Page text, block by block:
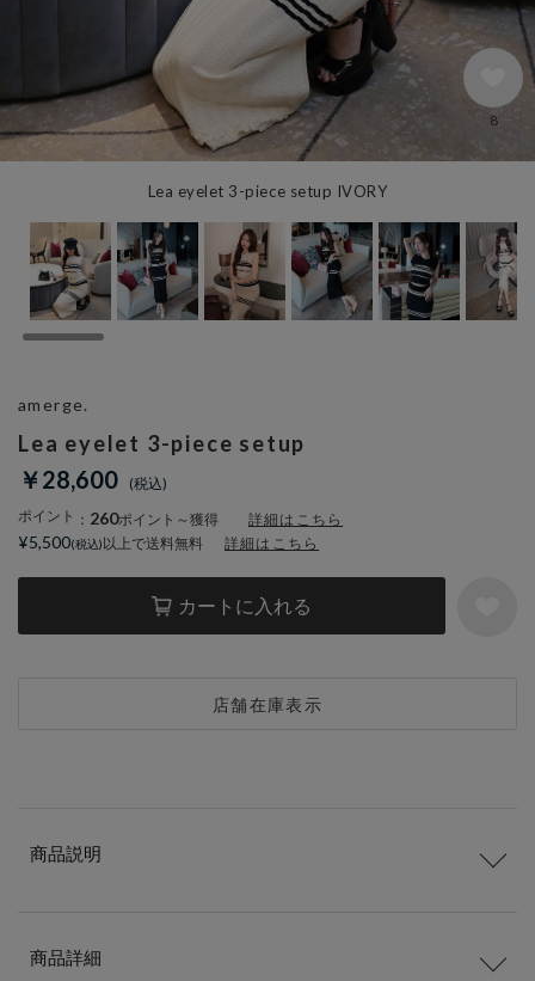
Lea eyelet 3-piece setup IVORY
8
Lea eyelet 3-piece setup
￥28,600
ポイント ： 260ポイント～獲得 詳細はこちら
カートに入れる
店舗在庫表示
amerge.
¥5,500 以上で送料無料 詳細はこちら
商品説明
商品詳細